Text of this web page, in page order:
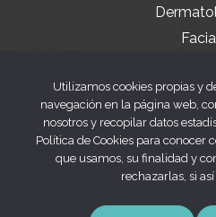
Aviso
Política de
Utilizamos cookies propias y
navegación en la página web,
nosotros y recopilar datos
Política de Cookies para conocer
que usamos, su finalidad y
rechazarlas, si